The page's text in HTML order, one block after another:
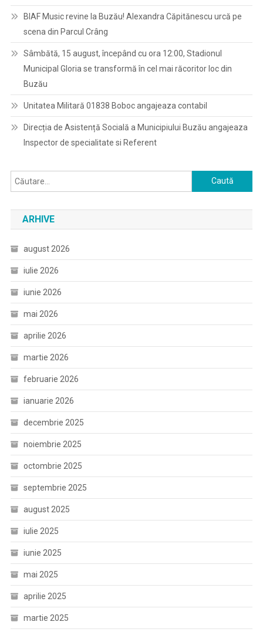
BIAF Music revine la Buzău! Alexandra Căpitănescu urcă pe
scena din Parcul Crâng
Sâmbătă, 15 august, începând cu ora 12:00, Stadionul
Municipal Gloria se transformă în cel mai răcoritor loc din
Buzău
Unitatea Militară 01838 Boboc angajeaza contabil
Direcția de Asistență Socială a Municipiului Buzău angajeaza
Inspector de specialitate si Referent
Caută
după:
ARHIVE
august 2026
iulie 2026
iunie 2026
mai 2026
aprilie 2026
martie 2026
februarie 2026
ianuarie 2026
decembrie 2025
noiembrie 2025
octombrie 2025
septembrie 2025
august 2025
iulie 2025
iunie 2025
mai 2025
aprilie 2025
martie 2025